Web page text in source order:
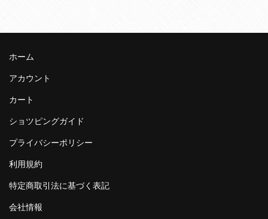
ホーム
アカウント
カート
ショツピングガイド
プライバシーポリシー
利用規約
特定商取引法に基づく表記
会社情報